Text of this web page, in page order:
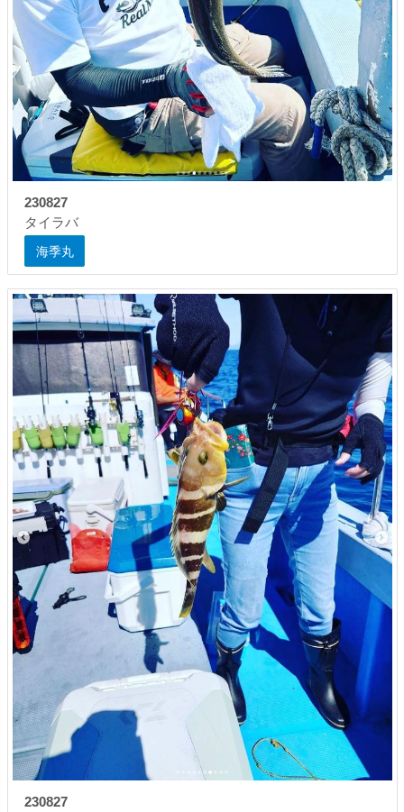
230827
タイラバ
海季丸
230827